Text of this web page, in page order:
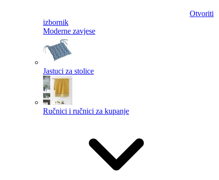
Otvoriti
izbornik
Moderne zavjese
Jastuci za stolice
Ručnici i ručnici za kupanje